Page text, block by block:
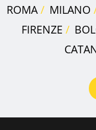
ROMA MILANO
FIRENZE